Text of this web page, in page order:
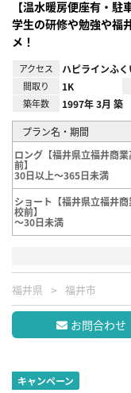
【温水暖房便座有・
学生の研修や勉強や福
メ！
アクセス ハピラインふく
間取り 1K
築年数 1997年 3月 築
プラン名・期間
ロング【福井県立福井商
前】
30日以上～365日未満
ショート【福井県立福井
校前】
～30日未満
福井県 福井市
お問合わせ
キャンペーン